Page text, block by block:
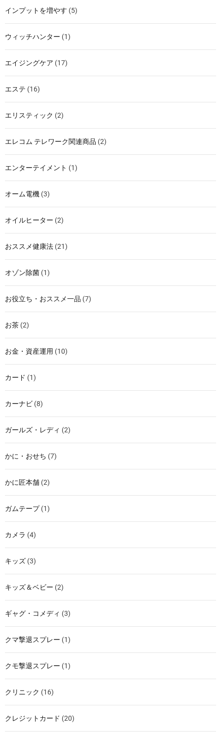
インプットを増やす (5)
ウィッチハンター (1)
エイジングケア (17)
エステ (16)
エリスティック (2)
エレコム テレワーク関連商品 (2)
エンターテイメント (1)
オーム電機 (3)
オイルヒーター (2)
おススメ健康法 (21)
オゾン除菌 (1)
お役立ち・おススメ一品 (7)
お茶 (2)
お金・資産運用 (10)
カード (1)
カーナビ (8)
ガールズ・レディ (2)
かに・おせち (7)
かに匠本舗 (2)
ガムテープ(1)
カメラ (4)
キッズ (3)
キッズ＆ベビー (2)
ギャグ・コメディ (3)
クマ撃退スプレー (1)
クモ撃退スプレー (1)
クリニック (16)
クレジットカード (20)